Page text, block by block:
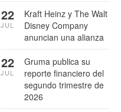
Kraft Heinz y The Walt
Disney Company
anuncian una alianza
22
JUL
Gruma publica su
reporte financiero del
segundo trimestre de
2026
22
JUL